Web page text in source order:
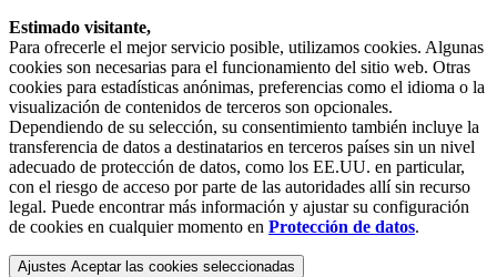
Estimado visitante,
Para ofrecerle el mejor servicio posible, utilizamos cookies. Algunas
cookies son necesarias para el funcionamiento del sitio web. Otras
cookies para estadísticas anónimas, preferencias como el idioma o la
visualización de contenidos de terceros son opcionales.
Dependiendo de su selección, su consentimiento también incluye la
transferencia de datos a destinatarios en terceros países sin un nivel
adecuado de protección de datos, como los EE.UU. en particular,
con el riesgo de acceso por parte de las autoridades allí sin recurso
legal. Puede encontrar más información y ajustar su configuración
de cookies en cualquier momento en Protección de datos.
Ajustes Aceptar las cookies seleccionadas